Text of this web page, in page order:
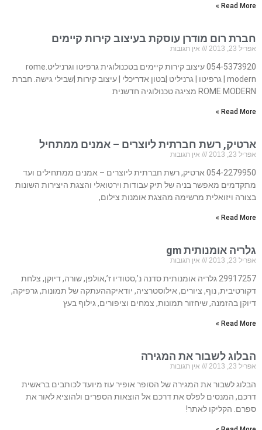
Read More »
חברת רום מודרן עוסקת בעיצוב קירות קיימים
אפריל 23, 2013 אין תגובות
054-5373920 עיצוב קירות קיימים בטכנולוגית גרפיטו וגרניליט.rome
modern | גרפיטו | גרניליט |בטון אדריכלי | עיצוב קירות |שבילי גישה. חברת
ROME MODERN מציגה טכנולוגיה חדשנית
Read More »
ארטיק, רשת חברתית ליוצרים – אמנים ממתחיל
אפריל 23, 2013 אין תגובות
054-2279950 ארטיק, רשת חברתית ליוצרים – אמנים ממתחילים ועד
מתקדמים מאפשר בניה של תיק עבודות וירטואלי והצגת היצירות השונות
בצורה ויזואלית מרשימה מהצגת אומנות צילום,
Read More »
גלריה אומנותית gm
אפריל 23, 2013 אין תגובות
29917257 גלריה אומנותית סדנה נ’,סטודיו ז’,אולפן, שורה, דיוקן, צלחת
דקורטיבית, נוף, ציורים, אילוסטרציה, יודאיקההעתקה של תמונות, גרפיקה,
דיוקן בהזמנה, שיחזור תמונות, צמחים וציפורים, גילוף בעץ
Read More »
הבלוג לשבור את המגירה
אפריל 23, 2013 אין תגובות
הבלוג לשבור את המגירה של הסופר אופיר עוז מיועד לכותבים בראשית
דרכם, המנסים לפלס את דרכם אל הוצאות הספרים ולהוציא לאור את
ספרם. הקליקו לאתר!